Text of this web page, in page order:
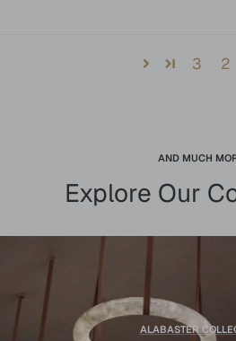
2
3
AND MUCH
Explore Our
ALABASTER